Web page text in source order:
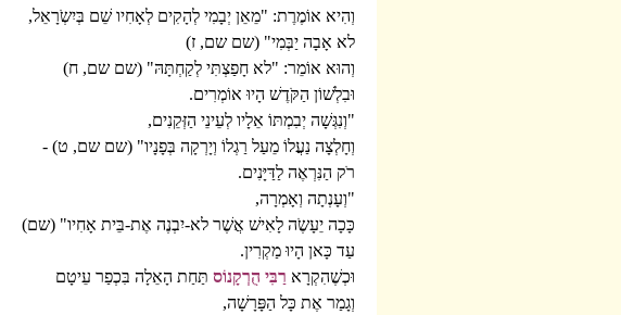
וְהִיא אוֹמֶרֶת: "מֵאֵן יְבָמִי לְהָקִים לְאָחִיו שֵׁם בְּיִשְֹרָאֵל,
לא אָבָה יַבְּמִי" (שם שם, ז)
וְהוּא אוֹמֵר: "לא חָפַצְתִּי לְקַחְתָּהּ" (שם שם, ח)
וּבִלְשׁוֹן הַקֹּדֶשׁ הָיוּ אוֹמְרִים.
"וְנִגְּשָׁה יְבִמְתּוֹ אֵלָיו לְעֵינֵי הַזְּקֵנִים,
וְחָלְצָה נַעֲלוֹ מֵעַל רַגְלוֹ וְיָרְקָה בְּפָנָיו" (שם שם, ט) -
רֹק הַנִּרְאֶה לַדַּיָּנִים.
"וְעָנְתָה וְאָמְרָה,
כָּכָה יֵעָשֶֹה לָאִישׁ אֲשֶׁר לא-יִבְנֶה אֶת-בֵּית אָחִיו" (שם)
עַד כָּאן הָיוּ מַקְרִין.
וּכְשֶׁהִקְרָא רַבִּי הֻרְקָנוֹס תַּחַת הָאֵלָה בִּכְפַר עֵיטָם
וְגָמַר אֶת כָּל הַפָּרָשָׁה,